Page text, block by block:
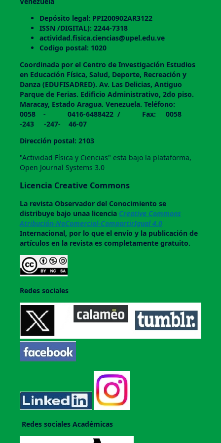
Depósito legal: PPI200902AR3122
ISSN /DIGITAL): 2244-7318
actividad.fisica.ciencias@upel.edu.ve
Codigo postal: 1020
Coordinada por el Centro de Investigación Estudios
en Educación Física, Salud, Deporte, Recreación y
Danza (EDUFISADRED). Av. Las Delicias, Antiguo
Parque de Ferias. Edificio Administrativo, 2do piso.
Maracay, Estado Aragua. Venezuela. Teléfono:
0058 - 0416-6488422 / Fax: 0058
-243 -247- 46-07
Dirección postal: 2103
"Actividad Física y Ciencias" esta bajo la plataforma,
Open Journal Systems 3.0
Licencia Creative Commons
La revistaObservador del Conocimiento se
distribuye bajo unaa licencia Creative Commons
Atribución-NoComercial-CompartirIgual 4.0
Internacional, por lo que el envío y la publicación de
artículos en la revista es completamente gratuito.
Redes sociales
Redes sociales Académicas